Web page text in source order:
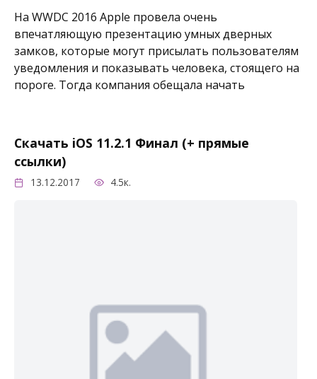
На WWDC 2016 Apple провела очень
впечатляющую презентацию умных дверных
замков, которые могут присылать пользователям
уведомления и показывать человека, стоящего на
пороге. Тогда компания обещала начать
Скачать iOS 11.2.1 Финал (+ прямые
ссылки)
13.12.2017 4.5к.